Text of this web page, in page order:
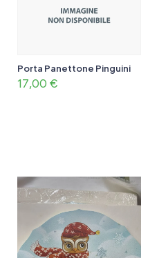
Porta Panettone Pinguini
17,00 €